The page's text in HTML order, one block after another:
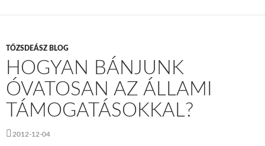
TŐZSDEÁSZ BLOG
HOGYAN BÁNJUNK
ÓVATOSAN AZ ÁLLAMI
TÁMOGATÁSOKKAL?
2012-12-04